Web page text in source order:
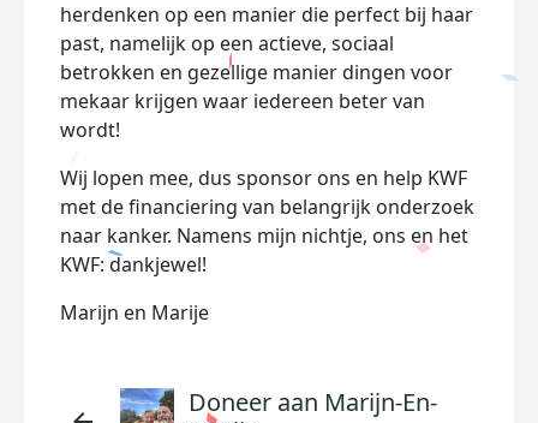
herdenken op een manier die perfect bij haar
past, namelijk op een actieve, sociaal
betrokken en gezellige manier dingen voor
mekaar krijgen waar iedereen beter van
wordt!
Wij lopen mee, dus sponsor ons en help KWF
met de financiering van belangrijk onderzoek
naar kanker. Namens mijn nichtje, ons en het
KWF: dankjewel!
Marijn en Marije
Doneer aan Marijn-En-